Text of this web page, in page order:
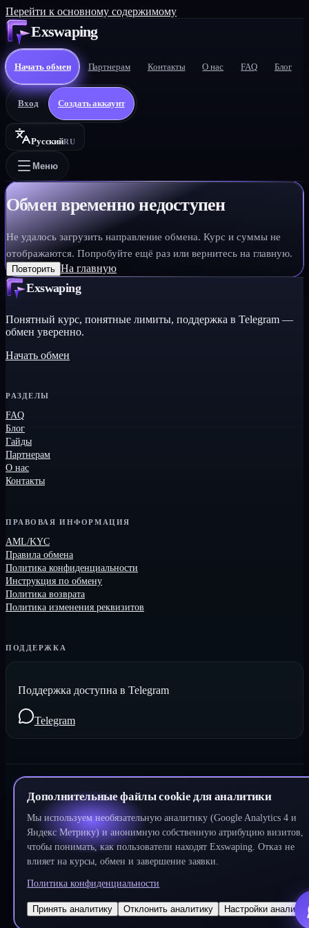
Перейти к основному содержимому
Дополнительные файлы cookie для аналитики
Мы используем необязательную аналитику (Google Analytics 4 и
Яндекс Метрику) и анонимную собственную атрибуцию визитов,
чтобы понимать, как пользователи находят Exswaping. Отказ не
влияет на курсы, обмен и завершение заявки.
Политика конфиденциальности
Принять аналитику Отклонить аналитику Настройки
Exswaping
Начать обмен Партнерам Контакты О нас FAQ Блог
Вход Создать аккаунт
РусскийRU
Меню
Обмен временно недоступен
Не удалось загрузить направление обмена. Курс и суммы не
отображаются. Попробуйте ещё раз или вернитесь на главную.
Повторить На главную
Exswaping
Понятный курс, понятные лимиты, поддержка в Telegram —
обмен уверенно.
Начать обмен
РАЗДЕЛЫ
FAQ
Блог
Гайды
Партнерам
О нас
Контакты
ПРАВОВАЯ ИНФОРМАЦИЯ
AML/KYC
Правила обмена
Политика конфиденциальности
Инструкция по обмену
Политика возврата
Политика изменения реквизитов
ПОДДЕРЖКА
Поддержка доступна в Telegram
Telegram
©2026Exswaping. Все права защищены
Разработано DeWeb